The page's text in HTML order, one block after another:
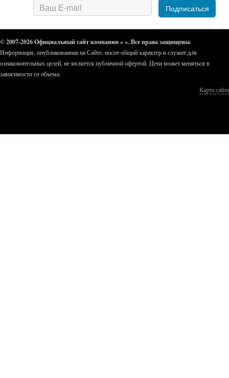
© 2007-2026 Официальный сайт компании « ». Все права защищены.
Информация, опубликованная на Сайте, носит общий характер и служит для
ознакомительных целей, не является публичной офертой. Цена может меняться в
зависимости от объема.
Карта сайта